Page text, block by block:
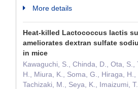
More details
Heat-killed Lactococcus lactis
ameliorates dextran sulfate
in mice
Kawaguchi, S., Chinda, D., Ota, S.,
H., Miura, K., Soma, G., Hiraga, H.,
Tachizaki, M., Seya, K., Imaizumi,